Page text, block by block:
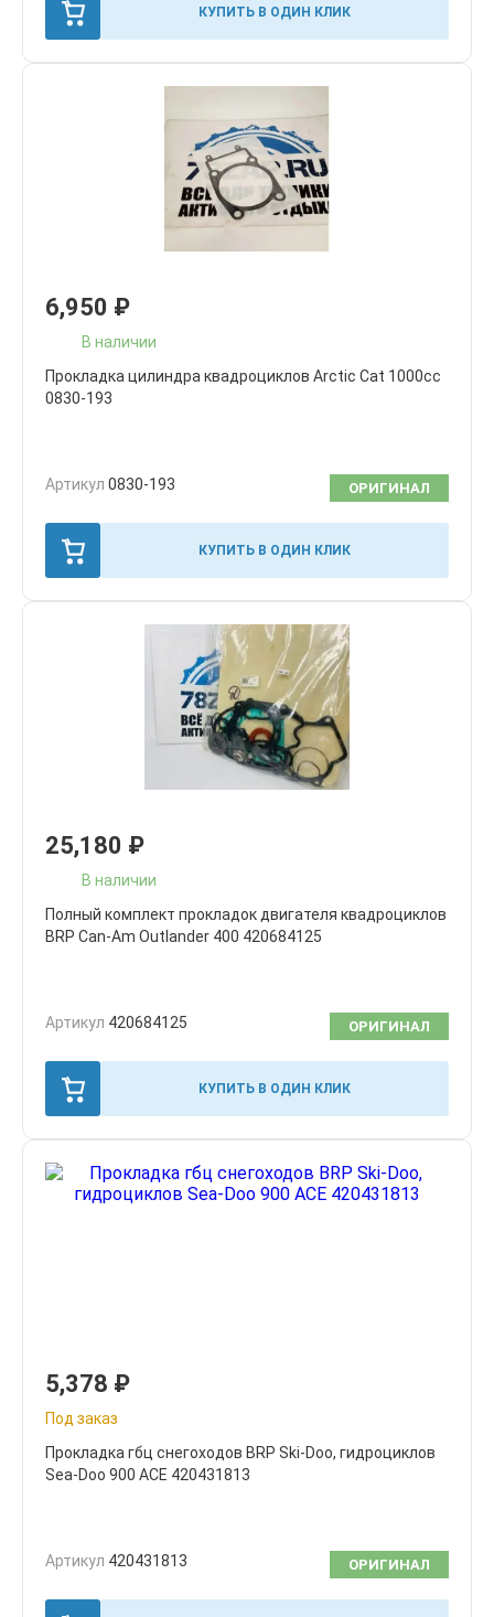
КУПИТЬ В ОДИН КЛИК
6,950 ₽
В наличии
Прокладка цилиндра квадроциклов Arctic Cat 1000сс
0830-193
Артикул 0830-193 ОРИГИНАЛ
КУПИТЬ В ОДИН КЛИК
25,180 ₽
В наличии
Полный комплект прокладок двигателя квадроциклов
BRP Can-Am Outlander 400 420684125
Артикул 420684125 ОРИГИНАЛ
КУПИТЬ В ОДИН КЛИК
5,378 ₽
Под заказ
Прокладка гбц снегоходов BRP Ski-Doo, гидроциклов
Sea-Doo 900 ACE 420431813
Артикул 420431813 ОРИГИНАЛ